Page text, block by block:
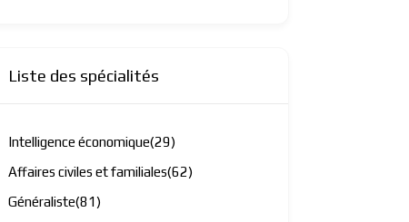
Liste des spécialités
Intelligence économique(29)
Affaires civiles et familiales(62)
Généraliste(81)